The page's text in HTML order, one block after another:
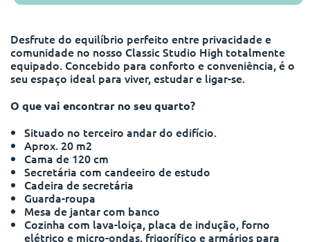
Italian
Portuguese
Desfrute do equilíbrio perfeito entre privacidade e
comunidade no nosso Classic Studio High totalmente
equipado. Concebido para conforto e conveniência, é o
seu espaço ideal para viver, estudar e ligar-se.
O que vai encontrar no seu quarto?
Situado no terceiro andar do edifício.
Aprox. 20 m2
Cama de 120 cm
Secretária com candeeiro de estudo
Cadeira de secretária
Guarda-roupa
Mesa de jantar com banco
Cozinha com lava-loiça, placa de indução, forno
elétrico e micro-ondas, frigorífico e armários para